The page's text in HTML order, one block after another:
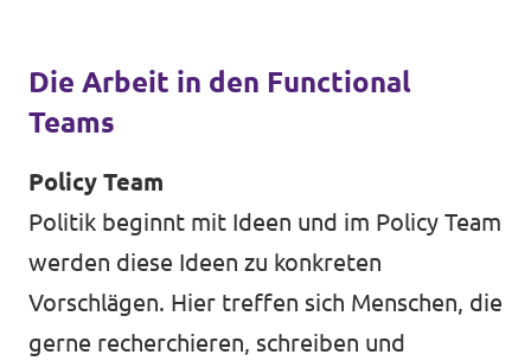
Die Arbeit in den Functional
Teams
Policy Team
Politik beginnt mit Ideen und im Policy Team
werden diese Ideen zu konkreten
Vorschlägen. Hier treffen sich Menschen, die
gerne recherchieren, schreiben und